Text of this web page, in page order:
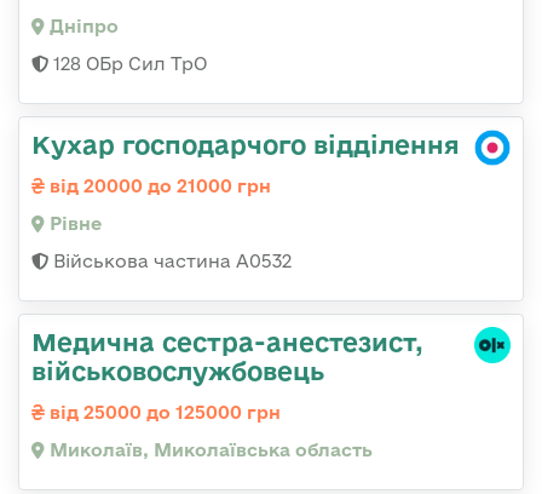
Дніпро
128 ОБр Сил ТрО
Кухар господарчого відділення
від 20000 до 21000 грн
Рівне
Військова частина А0532
Медична сестpа-анестезист,
військовослужбовець
від 25000 до 125000 грн
Миколаїв, Миколаївська область